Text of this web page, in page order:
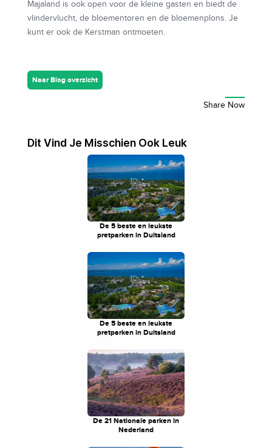
Majaland is ook open voor de kleine gasten en biedt de
vlindervlucht, de bloementoren en de bloemenplons. Je
kunt er ook de Kerstman ontmoeten.
Naar Blog overzicht
Dit Vind Je Misschien Ook Leuk
De 5 beste en leukste
pretparken in Duitsland
De 5 beste en leukste
pretparken in Duitsland
De 21 Nationale parken in
Nederland